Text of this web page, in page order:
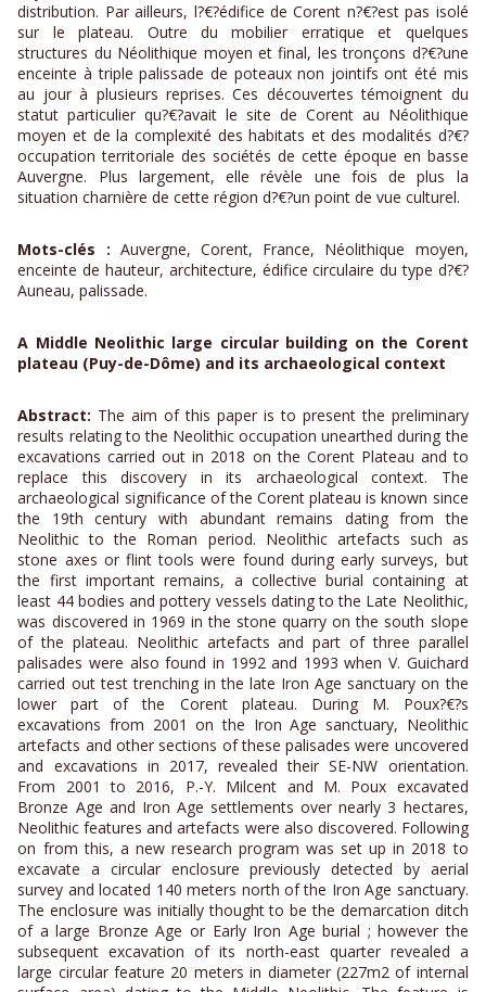
distribution. Par ailleurs, l?€?édifice de Corent n?€?est pas isolé
sur le plateau. Outre du mobilier erratique et quelques
structures du Néolithique moyen et final, les tronçons d?€?une
enceinte à triple palissade de poteaux non jointifs ont été mis
au jour à plusieurs reprises. Ces découvertes témoignent du
statut particulier qu?€?avait le site de Corent au Néolithique
moyen et de la complexité des habitats et des modalités d?€?
occupation territoriale des sociétés de cette époque en basse
Auvergne. Plus largement, elle révèle une fois de plus la
situation charnière de cette région d?€?un point de vue culturel.
Mots-clés : Auvergne, Corent, France, Néolithique moyen,
enceinte de hauteur, architecture, édifice circulaire du type d?€?
Auneau, palissade.
A Middle Neolithic large circular building on the Corent
plateau (Puy-de-Dôme) and its archaeological context
Abstract: The aim of this paper is to present the preliminary
results relating to the Neolithic occupation unearthed during the
excavations carried out in 2018 on the Corent Plateau and to
replace this discovery in its archaeological context. The
archaeological significance of the Corent plateau is known since
the 19th century with abundant remains dating from the
Neolithic to the Roman period. Neolithic artefacts such as
stone axes or flint tools were found during early surveys, but
the first important remains, a collective burial containing at
least 44 bodies and pottery vessels dating to the Late Neolithic,
was discovered in 1969 in the stone quarry on the south slope
of the plateau. Neolithic artefacts and part of three parallel
palisades were also found in 1992 and 1993 when V. Guichard
carried out test trenching in the late Iron Age sanctuary on the
lower part of the Corent plateau. During M. Poux?€?s
excavations from 2001 on the Iron Age sanctuary, Neolithic
artefacts and other sections of these palisades were uncovered
and excavations in 2017, revealed their SE-NW orientation.
From 2001 to 2016, P.-Y. Milcent and M. Poux excavated
Bronze Age and Iron Age settlements over nearly 3 hectares,
Neolithic features and artefacts were also discovered. Following
on from this, a new research program was set up in 2018 to
excavate a circular enclosure previously detected by aerial
survey and located 140 meters north of the Iron Age sanctuary.
The enclosure was initially thought to be the demarcation ditch
of a large Bronze Age or Early Iron Age burial ; however the
subsequent excavation of its north-east quarter revealed a
large circular feature 20 meters in diameter (227m2 of internal